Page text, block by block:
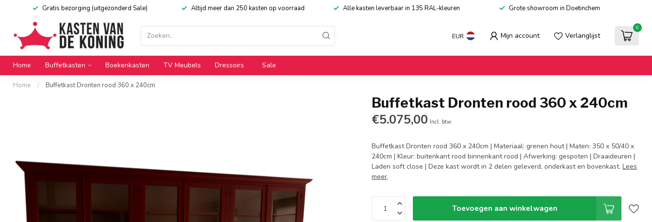
Gratis bezorging (uitgezonderd Sale) Altijd meer dan 250 kasten op voorraad Alle kasten leverbaar in 135 RAL-kleuren Grote showroom in Doetinchem
EUR Mijn account Verlanglijst
0
Home Buffetkasten Boekenkasten TV Meubels Dressoirs Sale
Home / Buffetkast Dronten rood 360 x 240cm
Buffetkast Dronten rood 360 x 240cm
€5.075,00 Incl. btw
Buffetkast Dronten rood 360 x 240cm | Materiaal: grenen hout | Maten: 350 x 50/40 x
240cm | Kleur: buitenkant rood binnenkant rood | Afwerking: gespoten | Draaideuren |
Laden soft close | Deze kast wordt in 2 delen geleverd, onderkast en bovenkast.Lees
meer.
Toevoegen aan winkelwagen